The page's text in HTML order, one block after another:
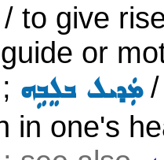
to give
or
ܡܲܕܝܠ ܒܠܸܒܹܗ
in one's